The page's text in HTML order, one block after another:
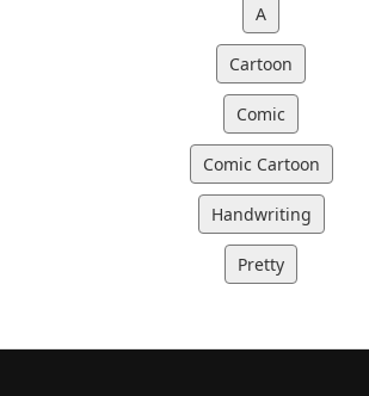
A
Cartoon
Comic
Comic Cartoon
Handwriting
Pretty